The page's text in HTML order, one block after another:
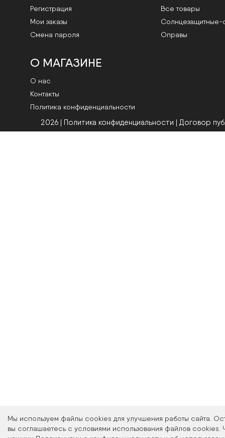
Мы используем файлы cookies для улучшения работы сайта.
вы соглашаетесь с условиями использования файлов cookies.
Регистрация
Мои заказы
Смена пароля
Все товары
Cолнцезащитные-
Оправы
О МАГАЗИНЕ
О нас
Контакты
Политика конфиденциальности
2026 | Политика конфиденциальности | Договор